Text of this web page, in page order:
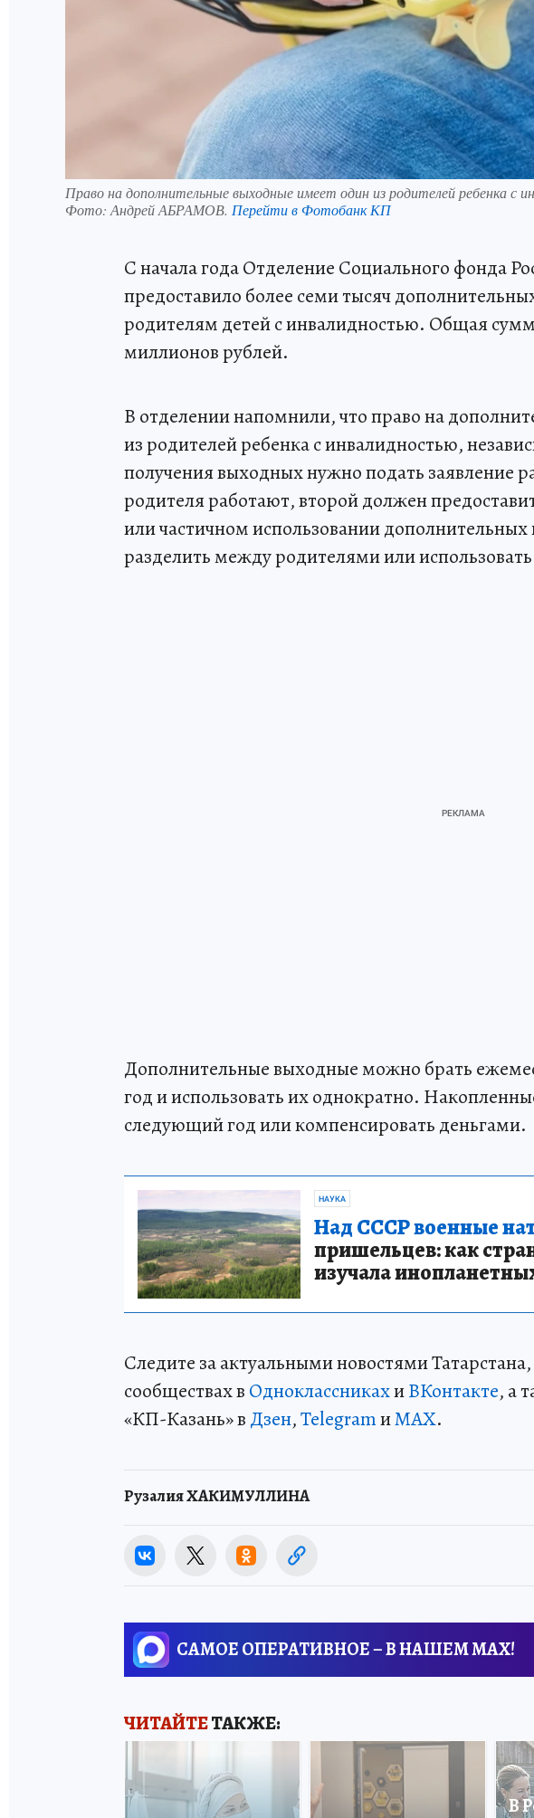
Право на дополнительные выходные имеет один из родителей ребенка с
Фото:Андрей АБРАМОВ. Перейти в Фотобанк КП
С начала года Отделение Социального фонда
предоставило более семи тысяч
родителям детей с инвалидностью. Общая
миллионов рублей.
В отделении напомнили, что право на
из родителей ребенка с инвалидностью,
получения выходных нужно подать заявление
родителя работают, второй должен
или частичном использовании
разделить между родителями или
Дополнительные выходные можно брать
год и использовать их однократно.
следующий год или компенсировать деньгами.
НАУКА
Над СССР военные
пришельцев: как
изучала
Следите за актуальными новостями
сообществах в ОдноклассникахиВКонтакте, а
«КП-Казань» в Дзен,TelegramиMAX.
Рузалия ХАКИМУЛЛИНА
САМОЕ ОПЕРАТИВНОЕ – В НАШЕМ MAX!
ЧИТАЙТЕТАКЖЕ:
В